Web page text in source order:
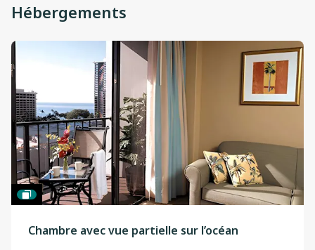
Hébergements
Chambre avec vue partielle sur l’océan